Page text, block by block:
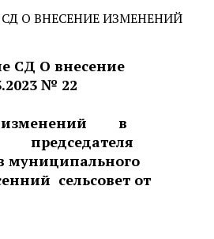
О ВНЕСЕНИЕ ИЗМЕНЕНИЙ
СД О внесение
№ 22
в
председателя
муниципального
сельсовет от